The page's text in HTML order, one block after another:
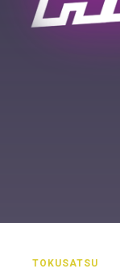
TOKUSATSU